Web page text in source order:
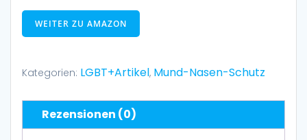
WEITER ZU AMAZON
Kategorien: LGBT+Artikel, Mund-Nasen-Schutz
Rezensionen (0)